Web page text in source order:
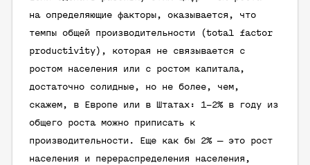
на определяющие факторы, оказывается, что
темпы общей производительности (total factor
productivity), которая не связывается с
ростом населения или с ростом капитала,
достаточно солидные, но не более, чем,
скажем, в Европе или в Штатах: 1–2% в году из
общего роста можно приписать к
производительности. Еще как бы 2% — это рост
населения и перераспределения населения,